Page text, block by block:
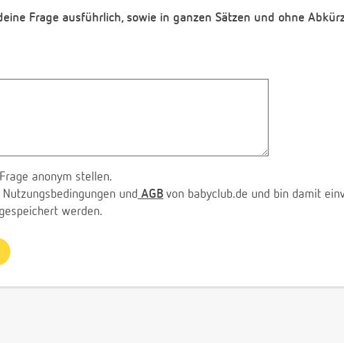
Frage ausführlich, sowie in ganzen Sätzen und ohne
anonym stellen.
und AGB von babyclub.de und bin damit
werden.